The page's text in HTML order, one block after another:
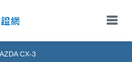
CX-3